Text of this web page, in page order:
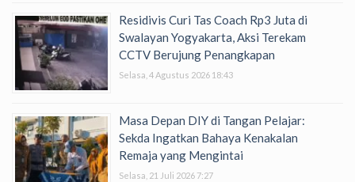
Residivis Curi Tas Coach Rp3 Juta di
Swalayan Yogyakarta, Aksi Terekam
CCTV Berujung Penangkapan
Selasa, 4 Agustus 2026 18:43
Masa Depan DIY di Tangan Pelajar:
Sekda Ingatkan Bahaya Kenakalan
Remaja yang Mengintai
Selasa, 21 Juli 2026 7:27